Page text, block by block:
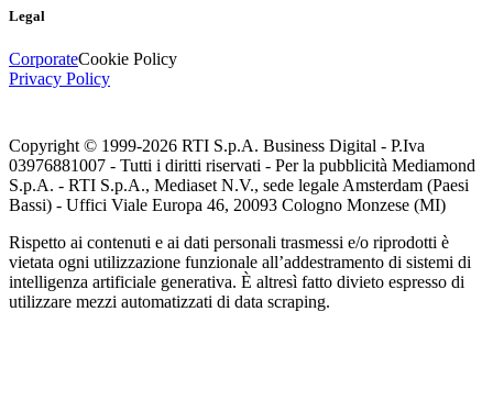
Legal
CorporateCookie Policy
Privacy Policy
Copyright © 1999-2026 RTI S.p.A. Business Digital - P.Iva
03976881007 - Tutti i diritti riservati - Per la pubblicità Mediamond
S.p.A. - RTI S.p.A., Mediaset N.V., sede legale Amsterdam (Paesi
Bassi) - Uffici Viale Europa 46, 20093 Cologno Monzese (MI)
Rispetto ai contenuti e ai dati personali trasmessi e/o riprodotti è
vietata ogni utilizzazione funzionale all’addestramento di sistemi di
intelligenza artificiale generativa. È altresì fatto divieto espresso di
utilizzare mezzi automatizzati di data scraping.